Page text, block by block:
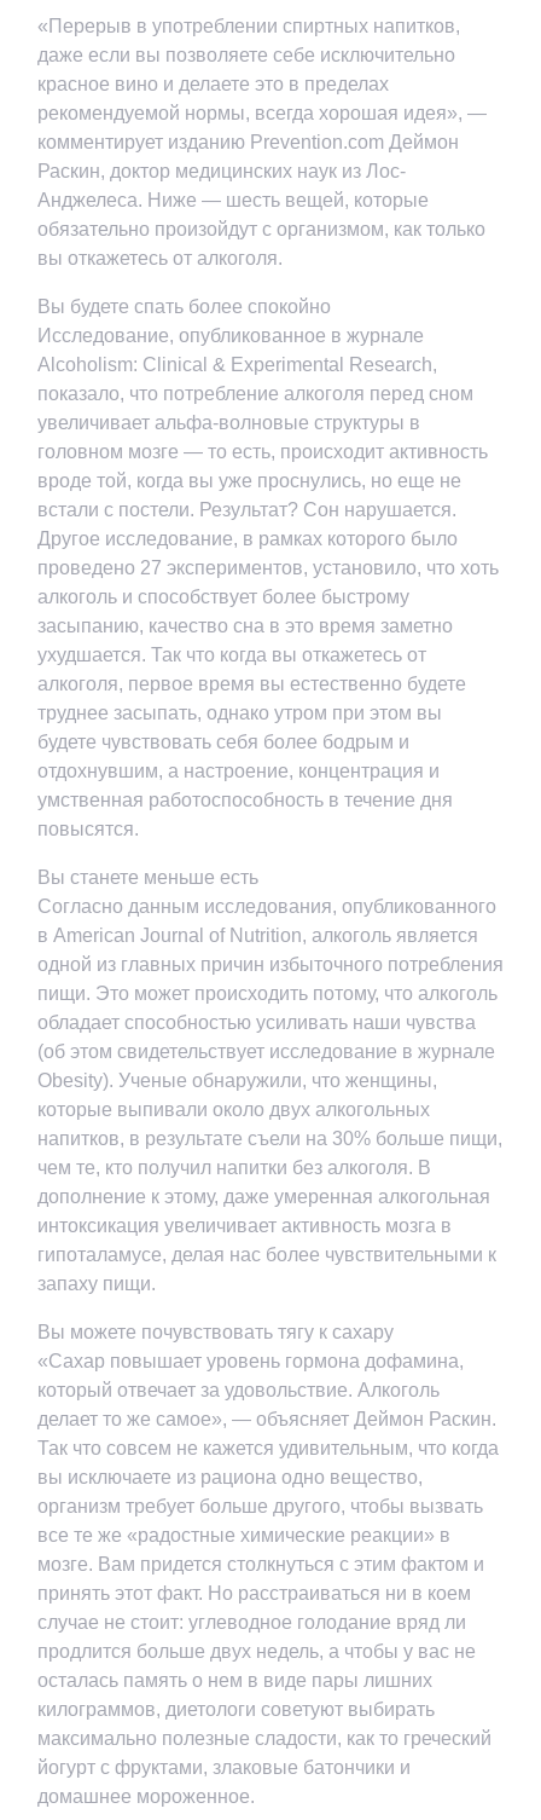
«Перерыв в употреблении спиртных напитков,
даже если вы позволяете себе исключительно
красное вино и делаете это в пределах
рекомендуемой нормы, всегда хорошая идея», —
комментирует изданию Prevention.com Деймон
Раскин, доктор медицинских наук из Лос-
Анджелеса. Ниже — шесть вещей, которые
обязательно произойдут с организмом, как только
вы откажетесь от алкоголя.
Вы будете спать более спокойно
Исследование, опубликованное в журнале
Alcoholism: Clinical & Experimental Research,
показало, что потребление алкоголя перед сном
увеличивает альфа-волновые структуры в
головном мозге — то есть, происходит активность
вроде той, когда вы уже проснулись, но еще не
встали с постели. Результат? Сон нарушается.
Другое исследование, в рамках которого было
проведено 27 экспериментов, установило, что хоть
алкоголь и способствует более быстрому
засыпанию, качество сна в это время заметно
ухудшается. Так что когда вы откажетесь от
алкоголя, первое время вы естественно будете
труднее засыпать, однако утром при этом вы
будете чувствовать себя более бодрым и
отдохнувшим, а настроение, концентрация и
умственная работоспособность в течение дня
повысятся.
Вы станете меньше есть
Согласно данным исследования, опубликованного
в American Journal of Nutrition, алкоголь является
одной из главных причин избыточного потребления
пищи. Это может происходить потому, что алкоголь
обладает способностью усиливать наши чувства
(об этом свидетельствует исследование в журнале
Obesity). Ученые обнаружили, что женщины,
которые выпивали около двух алкогольных
напитков, в результате съели на 30% больше пищи,
чем те, кто получил напитки без алкоголя. В
дополнение к этому, даже умеренная алкогольная
интоксикация увеличивает активность мозга в
гипоталамусе, делая нас более чувствительными к
запаху пищи.
Вы можете почувствовать тягу к сахару
«Сахар повышает уровень гормона дофамина,
который отвечает за удовольствие. Алкоголь
делает то же самое», — объясняет Деймон Раскин.
Так что совсем не кажется удивительным, что когда
вы исключаете из рациона одно вещество,
организм требует больше другого, чтобы вызвать
все те же «радостные химические реакции» в
мозге. Вам придется столкнуться с этим фактом и
принять этот факт. Но расстраиваться ни в коем
случае не стоит: углеводное голодание вряд ли
продлится больше двух недель, а чтобы у вас не
осталась память о нем в виде пары лишних
килограммов, диетологи советуют выбирать
максимально полезные сладости, как то греческий
йогурт с фруктами, злаковые батончики и
домашнее мороженное.